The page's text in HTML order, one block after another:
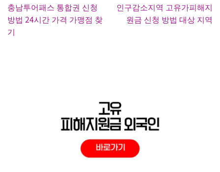
충남투어패스 통합권 신청
방법 24시간 가격 가맹점 찾
기
인구감소지역 고유가피해지
원금 신청 방법 대상 지역